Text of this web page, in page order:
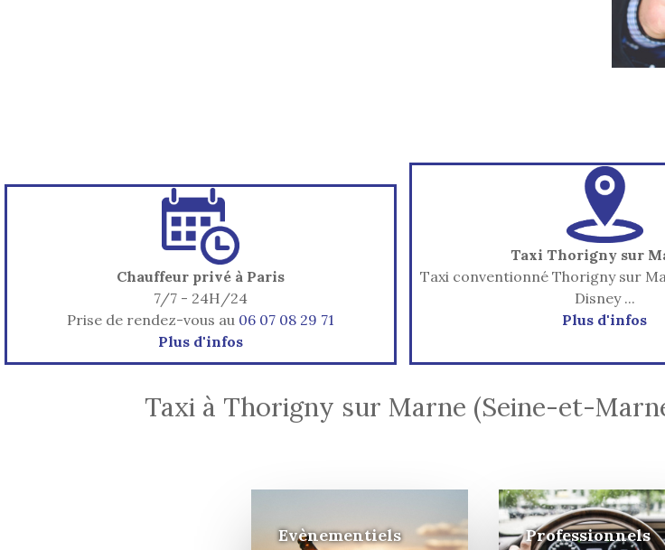
Chauffeur privé à Paris
7/7 - 24H/24
Prise de rendez-vous au 06 07 08 29 71
Plus d'infos
Taxi Thorigny sur
Taxi conventionné Thorigny sur
Disney ...
Plus d'infos
Taxi à Thorigny sur Marne (Seine-et-
Evènementiels Professionnels